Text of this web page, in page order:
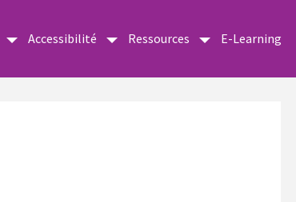
Accessibilité Ressources E-Learning